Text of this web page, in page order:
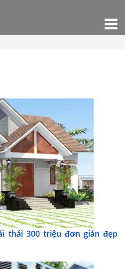
thái 300 triệu đơn giản đẹp